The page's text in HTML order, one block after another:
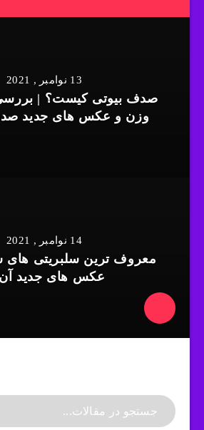
13 نوامبر , 2021
صدف بیوتی کیست؟ | بررسی
وزن و عکس های جدید
14 نوامبر , 2021
معروف ترین سلبریتی
عکس های جدید آن